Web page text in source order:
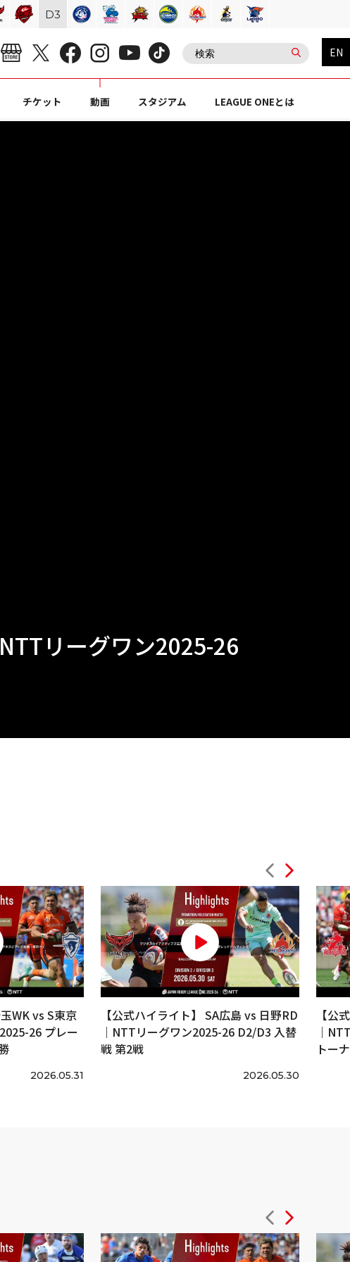
EN
チケット 動画 スタジアム LEAGUE ONEとは
リーグワン2025-26
WK vs S東京
26 プレー
2026.05.31
【公式ハイライト】 SA広島 vs 日野RD
｜NTTリーグワン2025-26 D2/D3 入替
戦 第2戦
2026.05.30
【公
｜
トー
D3